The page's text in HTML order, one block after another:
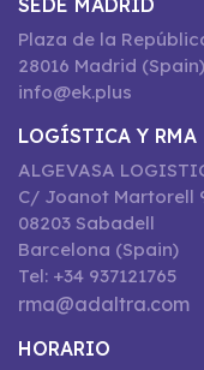
SEDE MADRID
Plaza de la
28016 Madrid (Spain)
info@ek.plus
LOGÍSTICA Y RMA
ALGEVASA
C/ Joanot Martorell
08203 Sabadell
Barcelona (Spain)
Tel: +34 937121765
rma@adaltra.com
HORARIO